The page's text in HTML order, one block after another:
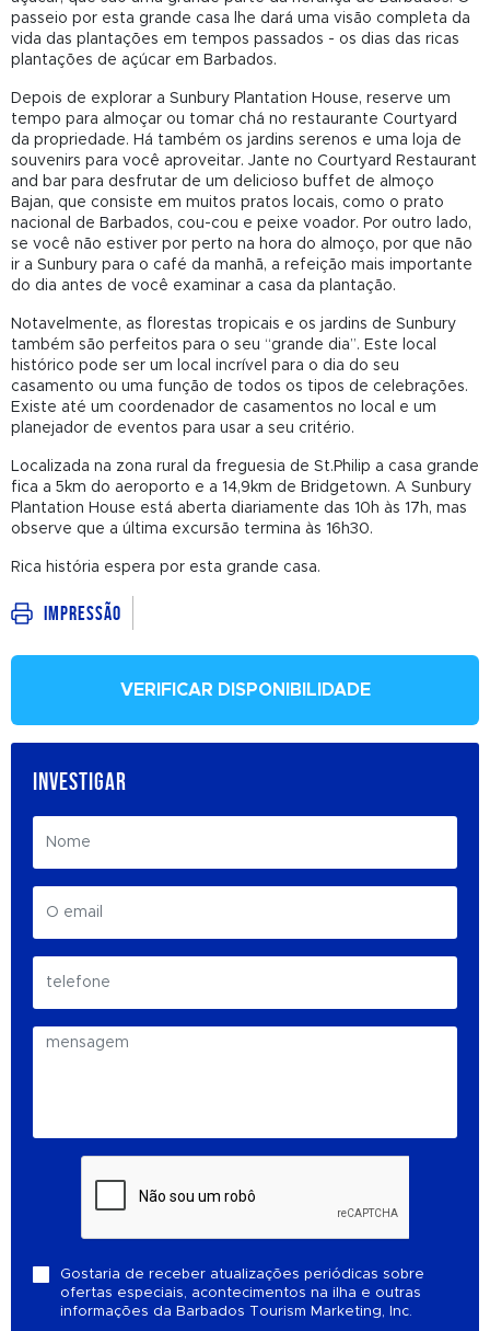
passeio por esta grande casa lhe dará uma visão completa da
vida das plantações em tempos passados - os dias das ricas
plantações de açúcar em Barbados.
Depois de explorar a Sunbury Plantation House, reserve um
tempo para almoçar ou tomar chá no restaurante Courtyard
da propriedade. Há também os jardins serenos e uma loja de
souvenirs para você aproveitar. Jante no Courtyard Restaurant
and bar para desfrutar de um delicioso buffet de almoço
Bajan, que consiste em muitos pratos locais, como o prato
nacional de Barbados, cou-cou e peixe voador. Por outro lado,
se você não estiver por perto na hora do almoço, por que não
ir a Sunbury para o café da manhã, a refeição mais importante
do dia antes de você examinar a casa da plantação.
Notavelmente, as florestas tropicais e os jardins de Sunbury
também são perfeitos para o seu “grande dia”. Este local
histórico pode ser um local incrível para o dia do seu
casamento ou uma função de todos os tipos de celebrações.
Existe até um coordenador de casamentos no local e um
planejador de eventos para usar a seu critério.
Localizada na zona rural da freguesia de St.Philip a casa grande
fica a 5km do aeroporto e a 14,9km de Bridgetown. A Sunbury
Plantation House está aberta diariamente das 10h às 17h, mas
observe que a última excursão termina às 16h30.
Rica história espera por esta grande casa.
Impressão
VERIFICAR DISPONIBILIDADE
INVESTIGAR
Gostaria de receber atualizações periódicas sobre
ofertas especiais, acontecimentos na ilha e outras
informações da Barbados Tourism Marketing, Inc.